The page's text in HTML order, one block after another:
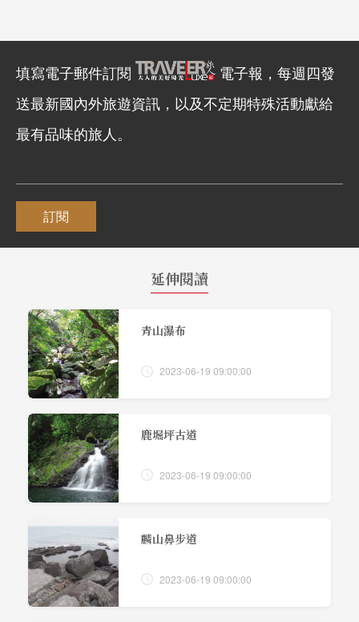
填寫電子郵件訂閱
電子報，每週四發
送最新國內外旅遊資訊，以及不定期特殊活動獻給
最有品味的旅人。
訂閱
延伸閱讀
青山瀑布
2023-06-19 09:00:00
鹿堀坪古道
2023-06-19 09:00:00
麟山鼻步道
2023-06-19 09:00:00